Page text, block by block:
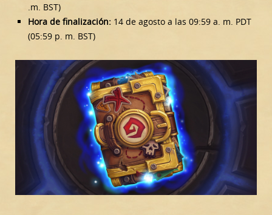
.m. BST)
Hora de finalización: 14 de agosto a las 09:59 a. m. PDT
(05:59 p. m. BST)